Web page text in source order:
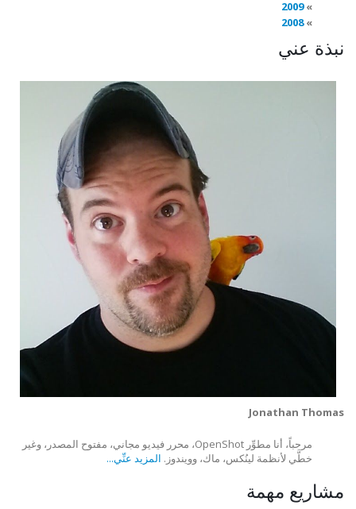
2009
2008
نبذة عني
Jonathan Thomas
مرحباً، أنا مطوِّر OpenShot، محرر فيديو مجاني، مفتوح المصدر، وغير
خطَّي لأنظمة لينُكس، ماك، وويندوز. المزيد عنِّي...
مشاريع مهمة